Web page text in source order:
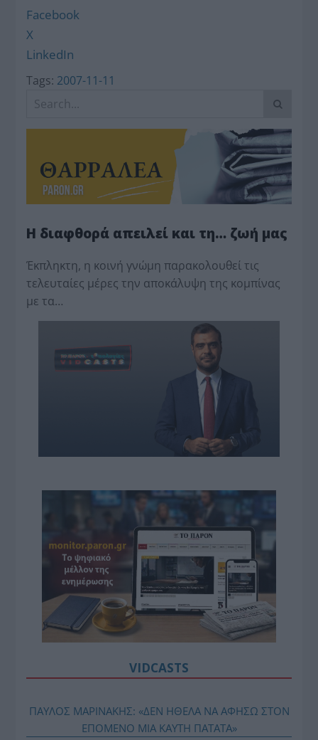
Facebook
X
LinkedIn
Tags: 2007-11-11
Η διαφθορά απειλεί και τη… ζωή μας
Έκπληκτη, η κοινή γνώμη παρακολουθεί τις
τελευταίες μέρες την αποκάλυψη της κο­μπίνας
με τα…
VIDCASTS
ΠΑΥΛΟΣ ΜΑΡΙΝΑΚΗΣ: «ΔΕΝ ΗΘΕΛΑ ΝΑ ΑΦΗΣΩ ΣΤΟΝ
ΕΠΟΜΕΝΟ ΜΙΑ ΚΑΥΤΗ ΠΑΤΑΤΑ»